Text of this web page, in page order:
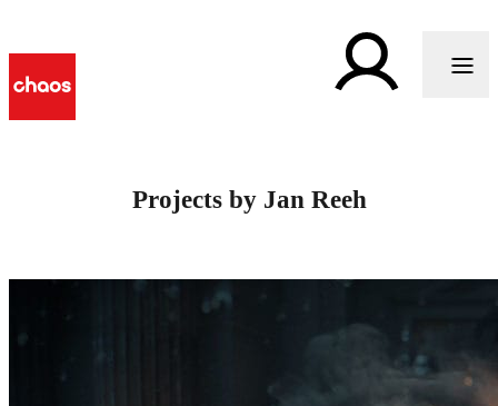
Projects by Jan Reeh